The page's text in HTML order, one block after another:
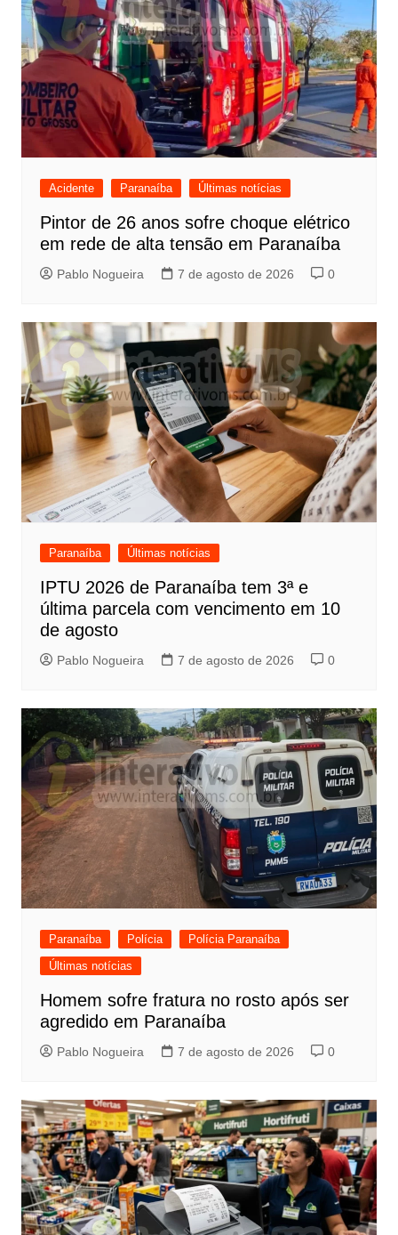
Acidente Paranaíba Últimas notícias
Pintor de 26 anos sofre choque elétrico
em rede de alta tensão em Paranaíba
Pablo Nogueira 7 de agosto de 2026 0
Paranaíba Últimas notícias
IPTU 2026 de Paranaíba tem 3ª e
última parcela com vencimento em 10
de agosto
Pablo Nogueira 7 de agosto de 2026 0
Paranaíba Polícia
Polícia Paranaíba
Últimas notícias
Homem sofre fratura no rosto após ser
agredido em Paranaíba
Pablo Nogueira 7 de agosto de 2026 0